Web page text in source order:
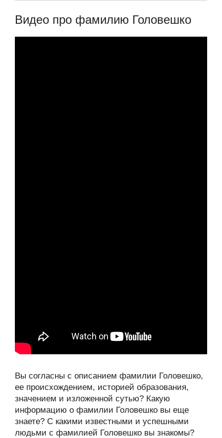
Видео про фамилию Головешко
Вы согласны с описанием фамилии Головешко,
ее происхождением, историей образования,
значением и изложенной сутью? Какую
информацию о фамилии Головешко вы еще
знаете? С какими известными и успешными
людьми с фамилией Головешко вы знакомы?